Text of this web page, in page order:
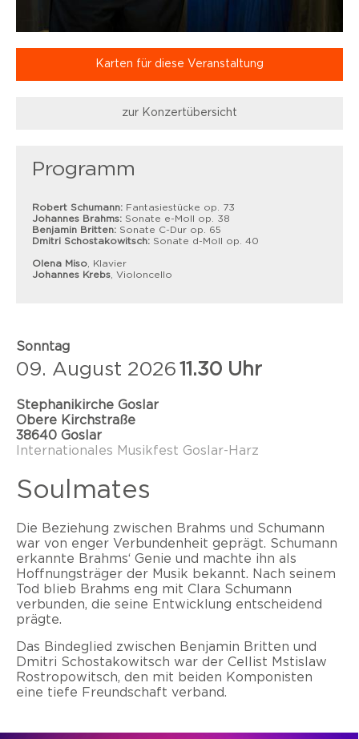
Karten für diese Veranstaltung
zur Konzertübersicht
Programm
Robert Schumann: Fantasiestücke op. 73
Johannes Brahms: Sonate e-Moll op. 38
Benjamin Britten: Sonate C-Dur op. 65
Dmitri Schostakowitsch: Sonate d-Moll op. 40
Olena Miso , Klavier
Johannes Krebs , Violoncello
Sonntag
09. August 2026 11.30 Uhr
Stephanikirche Goslar
Obere Kirchstraße
38640 Goslar
Internationales Musikfest Goslar-Harz
Soulmates
Die Beziehung zwischen Brahms und Schumann
war von enger Verbundenheit geprägt. Schumann
erkannte Brahms‘ Genie und machte ihn als
Hoffnungsträger der Musik bekannt. Nach seinem
Tod blieb Brahms eng mit Clara Schumann
verbunden, die seine Entwicklung entscheidend
prägte.
Das Bindeglied zwischen Benjamin Britten und
Dmitri Schostakowitsch war der Cellist Mstislaw
Rostropowitsch, den mit beiden Komponisten
eine tiefe Freundschaft verband.